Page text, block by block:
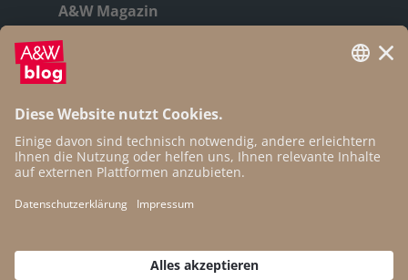
A&W Magazin
Geschichte
Autor:innen
Newsletter
Open Access